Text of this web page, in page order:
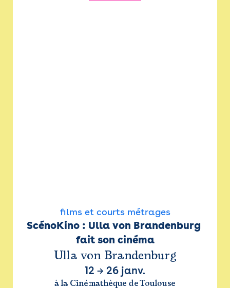
films et courts métrages
ScénoKino : Ulla von Brandenburg
fait son cinéma
Ulla von Brandenburg
12 → 26 janv.
à la Cinémathèque de Toulouse